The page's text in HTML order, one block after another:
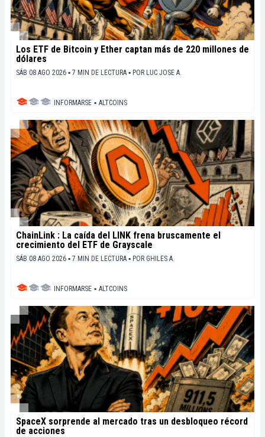
Los ETF de Bitcoin y Ether captan más de 220 millones de
dólares
SÁB 08 AGO 2026 ▪ 7 MIN DE LECTURA ▪ POR LUC JOSE A.
INFORMARSE ▪ ALTCOINS
ChainLink : La caída del LINK frena bruscamente el
crecimiento del ETF de Grayscale
SÁB 08 AGO 2026 ▪ 7 MIN DE LECTURA ▪ POR GHILES A.
INFORMARSE ▪ ALTCOINS
SpaceX sorprende al mercado tras un desbloqueo récord
de acciones